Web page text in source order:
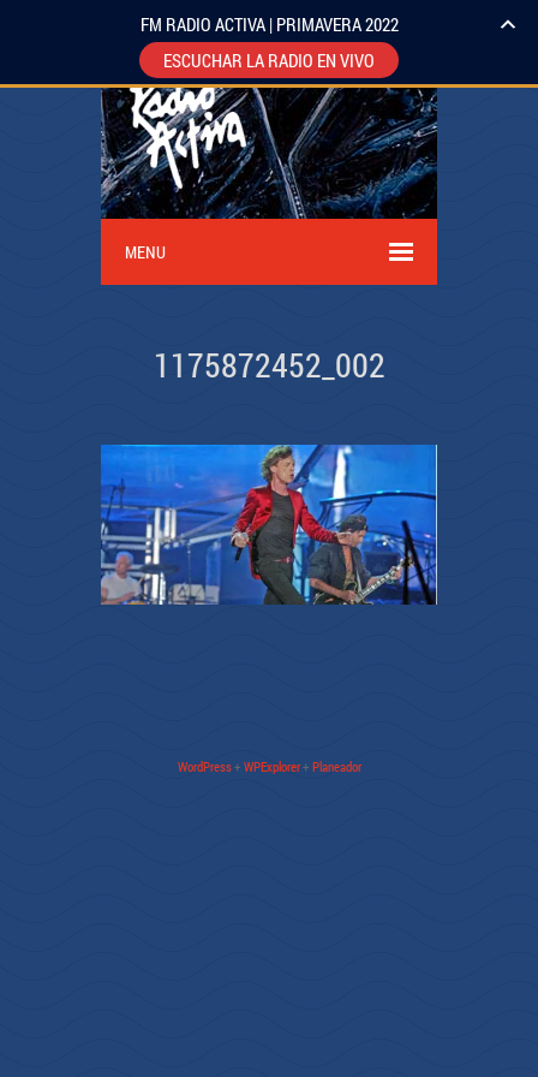
MENU
1175872452_002
WordPress+ WPExplorer+ Planeador
FM RADIO ACTIVA | PRIMAVERA 2022
ESCUCHAR LA RADIO EN VIVO